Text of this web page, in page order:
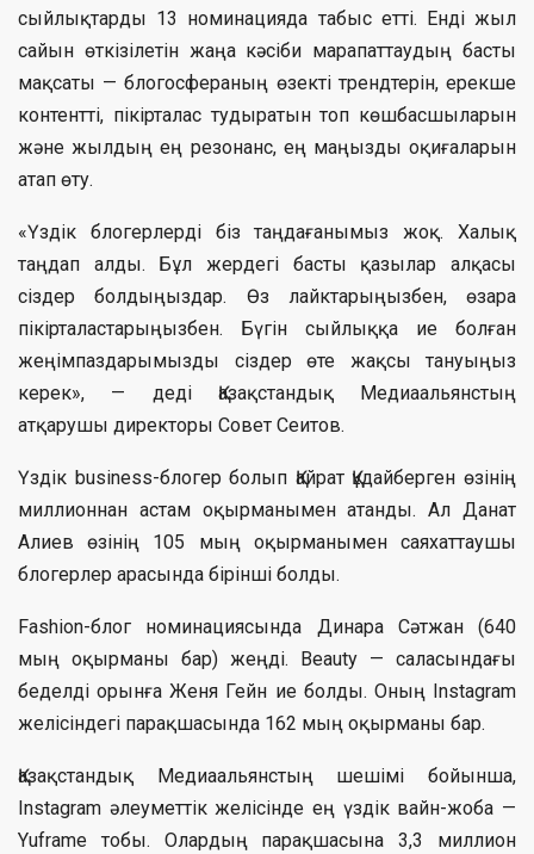
сыйлықтарды 13 номинацияда табыс етті. Енді жыл
сайын өткізілетін жаңа кәсіби марапаттаудың басты
мақсаты — блогосфераның өзекті трендтерін, ерекше
контентті, пікірталас тудыратын топ көшбасшыларын
және жылдың ең резонанс, ең маңызды оқиғаларын
атап өту.
«Үздік блогерлерді біз таңдағанымыз жоқ. Халық
таңдап алды. Бұл жердегі басты қазылар алқасы
сіздер болдыңыздар. Өз лайктарыңызбен, өзара
пікірталастарыңызбен. Бүгін сыйлыққа ие болған
жеңімпаздарымызды сіздер өте жақсы тануыңыз
керек», — деді Қазақстандық Медиаальянстың
атқарушы директоры Совет Сеитов.
Үздік business-блогер болып Қайрат Құдайберген өзінің
миллионнан астам оқырманымен атанды. Ал Данат
Алиев өзінің 105 мың оқырманымен саяхаттаушы
блогерлер арасында бірінші болды.
Fashion-блог номинациясында Динара Сәтжан (640
мың оқырманы бар) жеңді. Beauty — саласындағы
беделді орынға Женя Гейн ие болды. Оның Іnstagram
желісіндегі парақшасында 162 мың оқырманы бар.
Қазақстандық Медиаальянстың шешімі бойынша,
Instagram әлеуметтік желісінде ең үздік вайн-жоба —
Yuframe тобы. Олардың парақшасына 3,3 миллион